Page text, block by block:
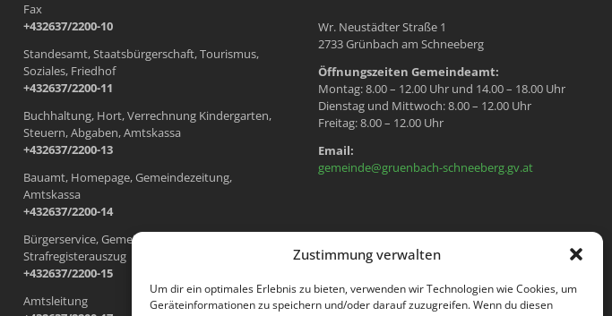
Zustimmung verwalten
Um dir ein optimales Erlebnis zu bieten, verwenden wir Technologien wie Cookies, um
Geräteinformationen zu speichern und/oder darauf zuzugreifen. Wenn du diesen
Fax
+432637/2200-10
Standesamt, Staatsbürgerschaft, Tourismus,
Soziales, Friedhof
+432637/2200-11
Buchhaltung, Hort, Verrechnung Kindergarten,
Steuern, Abgaben, Amtskassa
+432637/2200-13
Bauamt, Homepage, Gemeindezeitung,
Amtskassa
+432637/2200-14
Bürgerservice, Gemeindewohnungen, Meldeamt,
Strafregisterauszug
+432637/2200-15
Amtsleitung
Wr. Neustädter Straße 1
2733 Grünbach am Schneeberg
Öffnungszeiten Gemeindeamt:
Montag: 8.00 – 12.00 Uhr und 14.00 – 18.00 Uhr
Dienstag und Mittwoch: 8.00 – 12.00 Uhr
Freitag: 8.00 – 12.00 Uhr
Email:
gemeinde@gruenbach-schneeberg.gv.at